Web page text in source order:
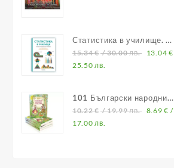
Статистика в училище. В
помощ на учителите по
математика
15.34€/ 30.00 лв. 13.04 €
25.50 лв.
101 Български народни
приказки
10.22€/ 19.99 лв. 8.69€ /
17.00 лв.